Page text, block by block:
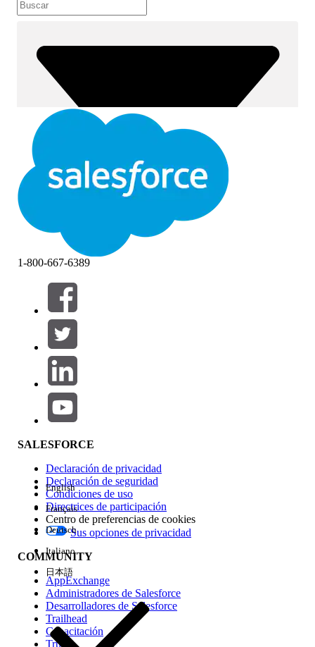
Filtros (0)
SELECCIONAR FILTROS
Área de productos
Repercusión de función
Edición
Experiencia
1-800-667-6389
SALESFORCE
Declaración de privacidad
Declaración de seguridad
Condiciones de uso
Directrices de participación
Centro de preferencias de cookies
Sus opciones de privacidad
COMMUNITY
AppExchange
Administradores de Salesforce
Desarrolladores de Salesforce
Trailhead
Capacitación
Trust
English
Français
Deutsch
Italiano
日本語